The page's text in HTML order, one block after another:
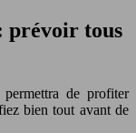
prévoir tous
de profiter
bien tout avant de